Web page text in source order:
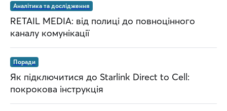
Аналітика та дослідження
RETAIL MEDIA: від полиці до повноцінного
каналу комунікації
Поради
Як підключитися до Starlink Direct to Cell:
покрокова інструкція